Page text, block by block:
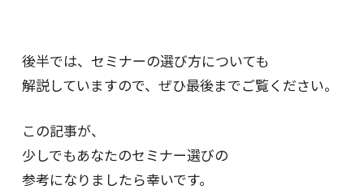
後半では、セミナーの選び方についても
解説していますので、ぜひ最後までご覧ください。
この記事が、
少しでもあなたのセミナー選びの
参考になりましたら幸いです。